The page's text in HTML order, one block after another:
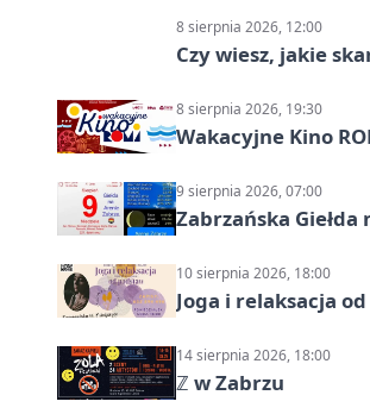
8 sierpnia 2026, 12:00
Czy wiesz, jakie
8 sierpnia 2026, 19:30
Wakacyjne Kino
9 sierpnia 2026, 07:00
Zabrzańska
10 sierpnia 2026, 18:00
Joga i relaksacja
14 sierpnia 2026, 18:00
ℤ w Zabrzu